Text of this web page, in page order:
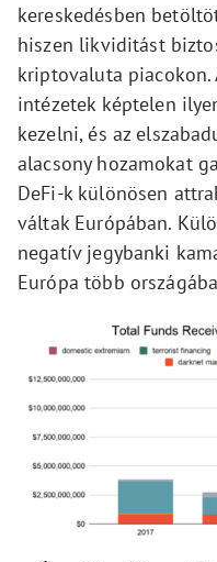
kereskedésben
hiszen likviditást
kriptovaluta piacokon.
intézetek képtelen
kezelni, és az
alacsony hozamokat
DeFi-k különösen
váltak Európában.
negatív jegybanki
Európa több